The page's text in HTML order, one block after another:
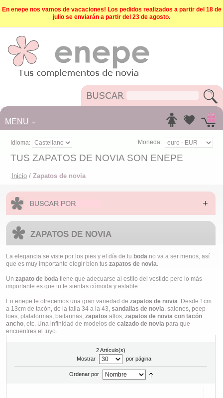
En enepe nos vamos de vacaciones! Los pedidos realizados a partir del 18 de
julio se enviarán a partir del 23 de agosto.
MENU
Idioma: Moneda:
TUS ZAPATOS DE NOVIA SON ENEPE
Inicio / Zapatos de novia
ZAPATOS DE NOVIA
La elegancia se viste por los pies y el día de tu boda no va a ser menos, así
que es muy importante elegir bien tus zapatos de novia.
Un zapato de boda tiene que adecuarse al estilo del vestido pero lo más
importante es que tu te sientas cómoda y estable.
En enepe te ofrecemos una gran variedad de zapatos de novia. Desde 1cm
a 13cm de tacón, de la talla 34 a la 43, sandalias de novia, salones, peep
toes, plataformas, bailarinas, zapatos altos, zapatos de novia con tacón
ancho, etc. Una infinidad de modelos de calzado de novia para que
encuentres el tuyo.
2 Artículo(s)
Mostrar
por página
Ordenar por